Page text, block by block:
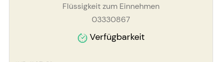
Flüssigkeit zum Einnehmen
03330867
Verfügbarkeit